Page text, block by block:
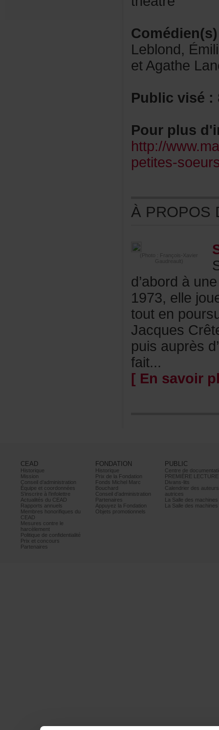
Publicvisé:
http://
petites-
(Photo:François-Xavier
Gaudreault)
fait...
CEAD
Historique
Mission
Conseild’administration
Équipeetcoordonnées
S’inscrireàl’infolettre
ActualitésduCEAD
Rapportsannuels
Membreshonorifiquesdu
CEAD
Mesurescontrele
harcèlement
Politiquedeconfidentialité
Prixetconcours
Partenaires
FONDATION
Historique
PrixdelaFondation
FondsMichelMarc
Bouchard
Conseild’administration
Partenaires
AppuyezlaFondation
Objetspromotionnels
PUBLIC
PREMIÈRELECTURE
Divans-lits
autrices